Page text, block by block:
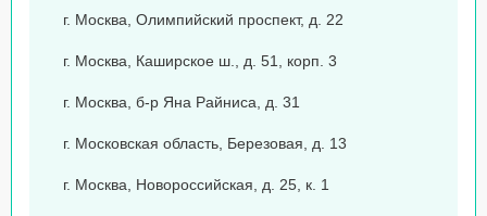
г. Москва, Олимпийский проспект, д. 22
г. Москва, Каширское ш., д. 51, корп. 3
г. Москва, б-р Яна Райниса, д. 31
г. Московская область, Березовая, д. 13
г. Москва, Новороссийская, д. 25, к. 1